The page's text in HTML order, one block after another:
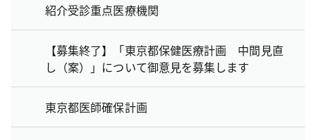
紹介受診重点医療機関
【募集終了】「東京都保健医療計画 中間見直
し（案）」について御意見を募集します
東京都医師確保計画